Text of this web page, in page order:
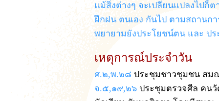
แม้สิ่งต่างๆ จะเปลี่ยนแปลงไปก็
ฝึกฝน ตนเอง กันไป ตามสถานก
พยายามยังประโยชน์ตน และ ป
เหตุการณ์ประจำวัน
ศ.๒,พ.๒๘ ประชุมชาวชุมชน สม
จ.๕,๑๙,๒๖ประชุมตรวจศีล คน